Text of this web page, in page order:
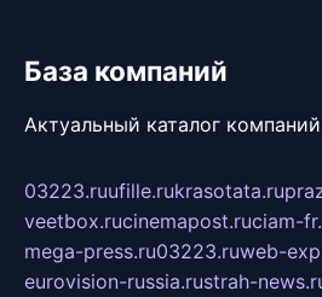
База компаний
Актуальный каталог
03223.ruufille.rukrasotata.ru
veetbox.rucinemapost.ruciam-
mega-press.ru03223.ruweb-
eurovision-russia.rustrah-